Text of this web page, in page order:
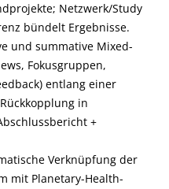
Netzwerk/Study
bündelt Ergebnisse.
und summative Mixed-
Fokusgruppen,
entlang einer
in
+
Verknüpfung der
mit Planetary-Health-